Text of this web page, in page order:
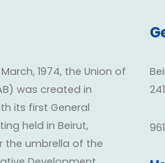
1974, the Union of
was created in
its first General
held in Beirut,
the umbrella of the